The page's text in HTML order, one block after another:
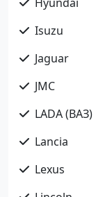
Isuzu
Jaguar
JMC
LADA (ВАЗ)
Lancia
Lexus